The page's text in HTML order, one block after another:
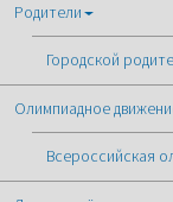
Родители
Городской
Олимпиадное
Всероссийская